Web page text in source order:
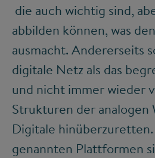
die auch wichtig sind,
abbilden können, was
ausmacht. Andererseits
digitale Netz als das
und nicht immer wieder
Strukturen der analogen
Digitale
genannten Plattformen